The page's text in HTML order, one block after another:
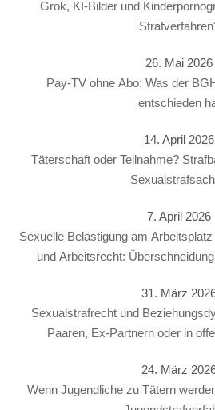
Grok, KI-Bilder und
26. Mai 2026
Pay-TV ohne Abo: Was der
entschieden
14. April 2026
Täterschaft oder Teilnahme?
7. April 2026
Sexuelle Belästigung am
und Arbeitsrecht:
31. März
Sexualstrafrecht und
Paaren, Ex-Partnern oder in
24. März
Wenn Jugendliche zu Tätern